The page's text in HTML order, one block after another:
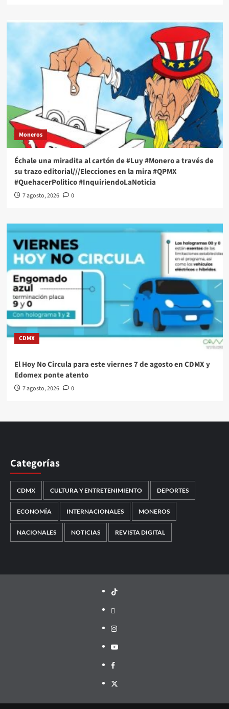
Moneros
Échale una miradita al cartón de #Luy #Monero a través de
su trazo editorial///Elecciones en la mira #QPMX
#QuehacerPolitico #InquiriendoLaNoticia
7 agosto, 2026 0
CDMX
El Hoy No Circula para este viernes 7 de agosto en CDMX y
Edomex ponte atento
7 agosto, 2026 0
Categorías
CDMX CULTURA Y ENTRETENIMIENTO DEPORTES
ECONOMÍA INTERNACIONALES MONEROS
NACIONALES NOTICIAS REVISTA DIGITAL
TikTok
threads
Instagram
Youtube
Facebook
X